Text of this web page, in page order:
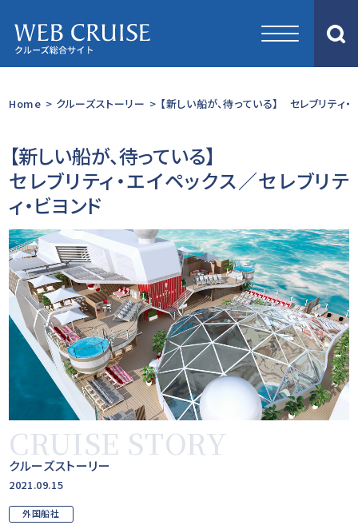
Home > クルーズストーリー > 【新しい船が、待っている】 セレブリティ
【新しい船が、待っている】
セレブリティ・エイペックス／セレブリテ
ィ・ビヨンド
CRUISE STORY
クルーズストーリー
2021.09.15
外国船社